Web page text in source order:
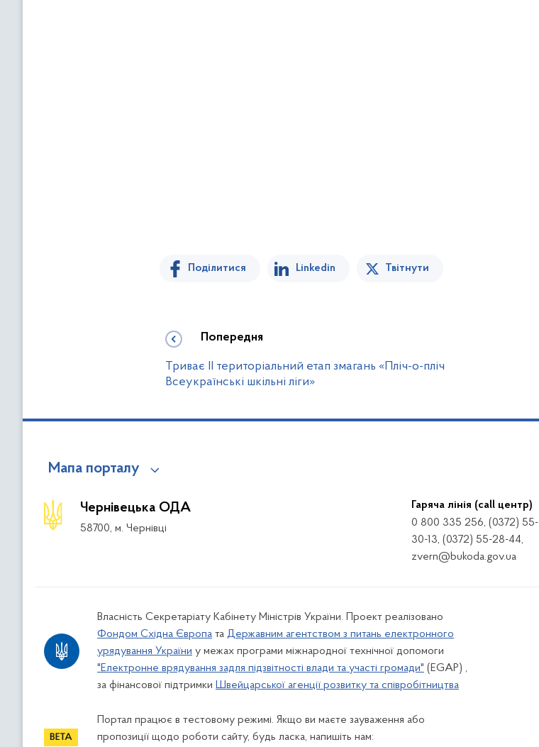
Поділитися Linkedin Твітнути
Попередня
Триває ІІ територіальний етап змагань «Пліч-о-пліч
Всеукраїнські шкільні ліги»
Мапа порталу
Чернівецька ОДА
58700, м. Чернівці
Гаряча лінія (call центр)
0 800 335 256, (0372) 55-
30-13, (0372) 55-28-44,
zvern@bukoda.gov.ua
Власність Секретаріату Кабінету Міністрів України. Проект реалізовано
Фондом Східна Європа та Державним агентством з питань електронного
урядування України у межах програми міжнародної технічної допомоги
"Електронне врядування задля підзвітності влади та участі громади" (EGAP) ,
за фінансової підтримки Швейцарської агенції розвитку та співробітництва
Портал працює в тестовому режимі. Якщо ви маєте зауваження або
пропозиції щодо роботи сайту, будь ласка, напишіть нам: